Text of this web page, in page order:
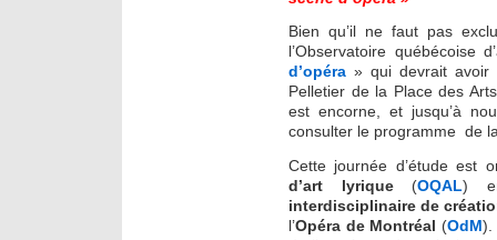
Bien qu’il ne faut pas
l’Observatoire québécoise
d’opéra » qui devrait avoir
Pelletier de la Place des
est encorne, et jusqu’à
consulter le programme de
Cette journée d’étude est
d’art lyrique(OQAL)
interdisciplinaire de
l’Opéra de Montréal (OdM).